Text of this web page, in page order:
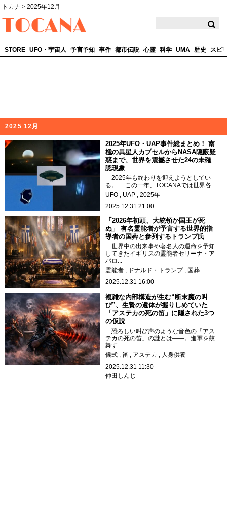
トカナ > 2025年12月
STORE UFO・宇宙人 予言予知 事件 都市伝説 心霊 科学 UMA 歴史 スピ
2025 12月
2025年UFO・UAP事件総まとめ！ 南
極の異星人カプセルからNASA隠蔽疑
惑まで、世界を震撼させた24の未確
認現象
2025年も終わりを迎えようとしてい
る。 この一年、TOCANAでは世界各...
UFO
UAP
2025年
2025.12.31 21:00
「2026年初頭、大統領か国王が死
ぬ」 有名霊能者が予言する世界的指
導者の国葬と参列するトランプ氏
世界中の出来事や著名人の運命を予知
してきたイギリスの霊能者セリーナ・ア
バロ...
霊能者
ドナルド・トランプ
国葬
2025.12.31 16:00
複雑な内部構造が生む“断末魔の叫
び”、生贄の遺体が握りしめていた
「アステカの死の笛」に隠された3つ
の仮説
恐ろしい叫び声のような音色の「アス
テカの死の笛」の謎とは――。進軍を鼓
舞す...
儀式
笛 アステカ
人身供養
2025.12.31 11:30
仲田しんじ